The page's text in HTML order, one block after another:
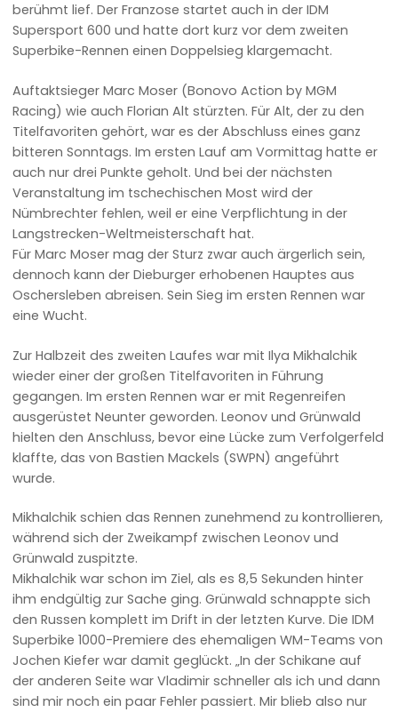
berühmt lief. Der Franzose startet auch in der IDM
Supersport 600 und hatte dort kurz vor dem zweiten
Superbike-Rennen einen Doppelsieg klargemacht.
Auftaktsieger Marc Moser (Bonovo Action by MGM
Racing) wie auch Florian Alt stürzten. Für Alt, der zu den
Titelfavoriten gehört, war es der Abschluss eines ganz
bitteren Sonntags. Im ersten Lauf am Vormittag hatte er
auch nur drei Punkte geholt. Und bei der nächsten
Veranstaltung im tschechischen Most wird der
Nümbrechter fehlen, weil er eine Verpflichtung in der
Langstrecken-Weltmeisterschaft hat.
Für Marc Moser mag der Sturz zwar auch ärgerlich sein,
dennoch kann der Dieburger erhobenen Hauptes aus
Oschersleben abreisen. Sein Sieg im ersten Rennen war
eine Wucht.
Zur Halbzeit des zweiten Laufes war mit Ilya Mikhalchik
wieder einer der großen Titelfavoriten in Führung
gegangen. Im ersten Rennen war er mit Regenreifen
ausgerüstet Neunter geworden. Leonov und Grünwald
hielten den Anschluss, bevor eine Lücke zum Verfolgerfeld
klaffte, das von Bastien Mackels (SWPN) angeführt
wurde.
Mikhalchik schien das Rennen zunehmend zu kontrollieren,
während sich der Zweikampf zwischen Leonov und
Grünwald zuspitzte.
Mikhalchik war schon im Ziel, als es 8,5 Sekunden hinter
ihm endgültig zur Sache ging. Grünwald schnappte sich
den Russen komplett im Drift in der letzten Kurve. Die IDM
Superbike 1000-Premiere des ehemaligen WM-Teams von
Jochen Kiefer war damit geglückt. „In der Schikane auf
der anderen Seite war Vladimir schneller als ich und dann
sind mir noch ein paar Fehler passiert. Mir blieb also nur